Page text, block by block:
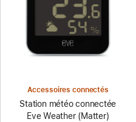
Accessoires connectés
Station météo connectée
Eve Weather (Matter)